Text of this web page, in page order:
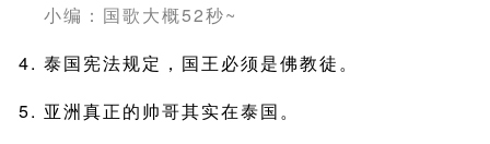
小编：国歌大概52秒~
泰国宪法规定，国王必须是佛教徒。
亚洲真正的帅哥其实在泰国。